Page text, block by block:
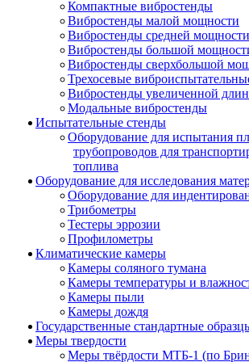
Компактные вибростенды
Вибростенды малой мощности
Вибростенды средней мощности
Вибростенды большой
Вибростенды сверхбольшой
Трехосевые
Вибростенды увеличенной
Модальные вибростенды
Испытательные стенды
Оборудование для испытания
трубопроводов для
топлива
Оборудование для исследования
Оборудование для
Трибометры
Тестеры эррозии
Профилометры
Климатические камеры
Камеры соляного тумана
Камеры температуры и
Камеры пыли
Камеры дождя
Государственные стандартные
Меры твердости
Меры твёрдости МТБ-1 (по